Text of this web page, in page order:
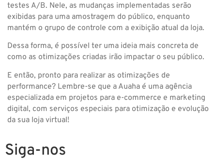
testes A/B. Nele, as mudanças implementadas serão
exibidas para uma amostragem do público, enquanto
mantém o grupo de controle com a exibição atual da loja.
Dessa forma, é possível ter uma ideia mais concreta de
como as otimizações criadas irão impactar o seu público.
E então, pronto para realizar as otimizações de
performance? Lembre-se que a Auaha é uma agência
especializada em projetos para e-commerce e marketing
digital, com serviços especiais para otimização e evolução
da sua loja virtual!
Siga-nos